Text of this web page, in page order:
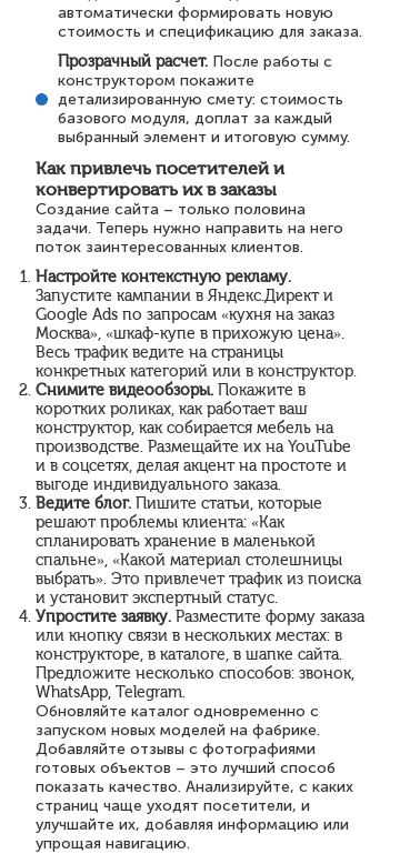
автоматически формировать новую
стоимость и спецификацию для заказа.
Прозрачный расчет. После работы с
конструктором покажите
детализированную смету: стоимость
базового модуля, доплат за каждый
выбранный элемент и итоговую сумму.
Как привлечь посетителей и
конвертировать их в заказы
Создание сайта – только половина
задачи. Теперь нужно направить на него
поток заинтересованных клиентов.
Настройте контекстную рекламу.
Запустите кампании в Яндекс.Директ и
Google Ads по запросам «кухня на заказ
Москва», «шкаф-купе в прихожую цена».
Весь трафик ведите на страницы
конкретных категорий или в конструктор.
Снимите видеообзоры. Покажите в
коротких роликах, как работает ваш
конструктор, как собирается мебель на
производстве. Размещайте их на YouTube
и в соцсетях, делая акцент на простоте и
выгоде индивидуального заказа.
Ведите блог. Пишите статьи, которые
решают проблемы клиента: «Как
спланировать хранение в маленькой
спальне», «Какой материал столешницы
выбрать». Это привлечет трафик из поиска
и установит экспертный статус.
Упростите заявку. Разместите форму заказа
или кнопку связи в нескольких местах: в
конструкторе, в каталоге, в шапке сайта.
Предложите несколько способов: звонок,
WhatsApp, Telegram.
Обновляйте каталог одновременно с
запуском новых моделей на фабрике.
Добавляйте отзывы с фотографиями
готовых объектов – это лучший способ
показать качество. Анализируйте, с каких
страниц чаще уходят посетители, и
улучшайте их, добавляя информацию или
упрощая навигацию.